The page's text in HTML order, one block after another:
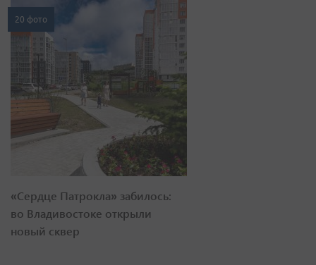
20 фото
«Сердце Патрокла» забилось:
во Владивостоке открыли
новый сквер